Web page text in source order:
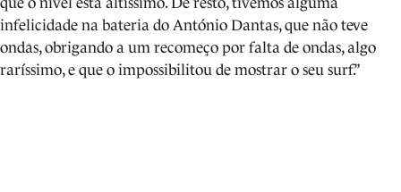
infelicidade na bateria do António Dantas, que não teve
ondas, obrigando a um recomeço por falta de ondas, algo
raríssimo, e que o impossibilitou de mostrar o seu surf.”